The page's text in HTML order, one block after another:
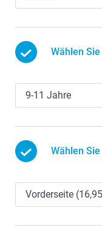
Wählen
Wählen